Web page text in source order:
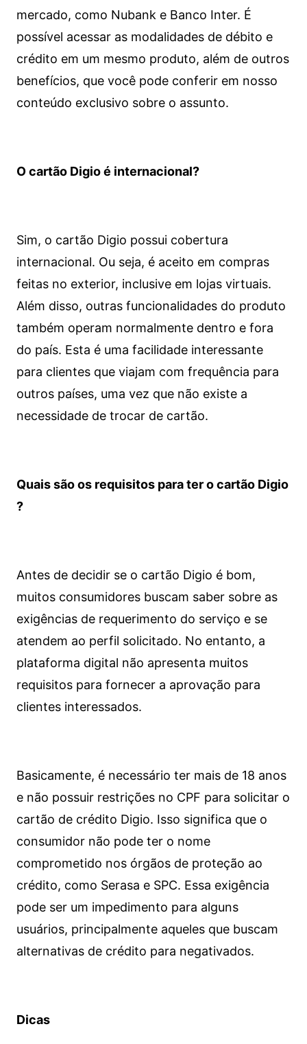
mercado, como Nubank e Banco Inter. É
possível acessar as modalidades de débito e
crédito em um mesmo produto, além de outros
benefícios, que você pode conferir em nosso
conteúdo exclusivo sobre o assunto.
O cartão Digio é internacional?
Sim, o cartão Digio possui cobertura
internacional. Ou seja, é aceito em compras
feitas no exterior, inclusive em lojas virtuais.
Além disso, outras funcionalidades do produto
também operam normalmente dentro e fora
do país. Esta é uma facilidade interessante
para clientes que viajam com frequência para
outros países, uma vez que não existe a
necessidade de trocar de cartão.
Quais são os requisitos para ter o cartão Digio
?
Antes de decidir se o cartão Digio é bom,
muitos consumidores buscam saber sobre as
exigências de requerimento do serviço e se
atendem ao perfil solicitado. No entanto, a
plataforma digital não apresenta muitos
requisitos para fornecer a aprovação para
clientes interessados.
Basicamente, é necessário ter mais de 18 anos
e não possuir restrições no CPF para solicitar o
cartão de crédito Digio. Isso significa que o
consumidor não pode ter o nome
comprometido nos órgãos de proteção ao
crédito, como Serasa e SPC. Essa exigência
pode ser um impedimento para alguns
usuários, principalmente aqueles que buscam
alternativas de crédito para negativados.
Dicas